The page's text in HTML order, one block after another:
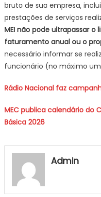
bruto de sua empresa,
prestações de serviços
MEI não pode ultrapassar o
faturamento anual ou o
necessário informar se
funcionário (no máximo
Rádio Nacional faz
MEC publica calendário do
Básica 2026
Admin